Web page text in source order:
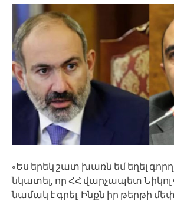
«Ես երեկ շատ խառն եմ եղել
նկատել, որ ՀՀ վարչապետ Նիկոլ
նամակ է գրել. Ինքն իր թերթի